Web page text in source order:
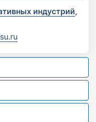
индустрий,